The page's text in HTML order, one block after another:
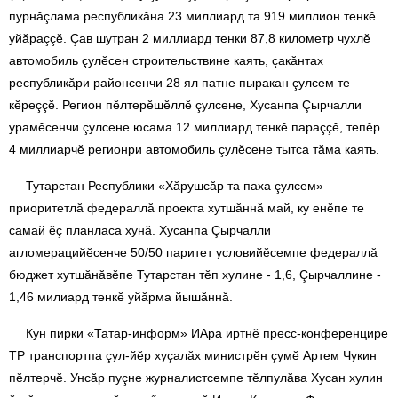
пурнăçлама республикăна 23 миллиард та 919 миллион тенкӗ
уйăраççӗ. Çав шутран 2 миллиард тенки 87,8 километр чухлӗ
автомобиль çулӗсен строительствине каять, çакăнтах
республикăри районсенчи 28 ял патне пыракан çулсем те
кӗреççӗ. Регион пӗлтерӗшӗллӗ çулсене, Хусанпа Çырчалли
урамӗсенчи çулсене юсама 12 миллиард тенкӗ параççӗ, тепӗр
4 миллиарчӗ регионри автомобиль çулӗсене тытса тăма каять.
Тутарстан Республики «Хăрушсăр та паха çулсем»
приоритетлă федераллă проекта хутшăннă май, ку енӗпе те
самай ӗç планласа хунă. Хусанпа Çырчалли
агломерацийӗсенче 50/50 паритет условийӗсемпе федераллă
бюджет хутшăнăвӗпе Тутарстан тӗп хулине - 1,6, Çырчаллине -
1,46 милиард тенкӗ уйăрма йышăннă.
Кун пирки «Татар-информ» ИАра иртнӗ пресс-конференцире
ТР транспортпа çул-йӗр хуçалăх министрӗн çумӗ Артем Чукин
пӗлтерчӗ. Унсăр пуçне журналистсемпе тӗлпулăва Хусан хулин